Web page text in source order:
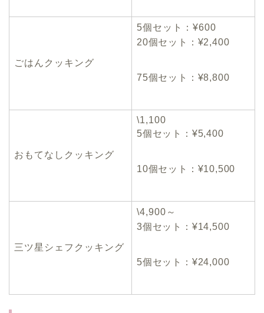
ごはんクッキング
5個セット：¥600
20個セット：¥2,400
75個セット：¥8,800
おもてなしクッキング
\1,100
5個セット：¥5,400
10個セット：¥10,500
三ツ星シェフクッキング
\4,900～
3個セット：¥14,500
5個セット：¥24,000